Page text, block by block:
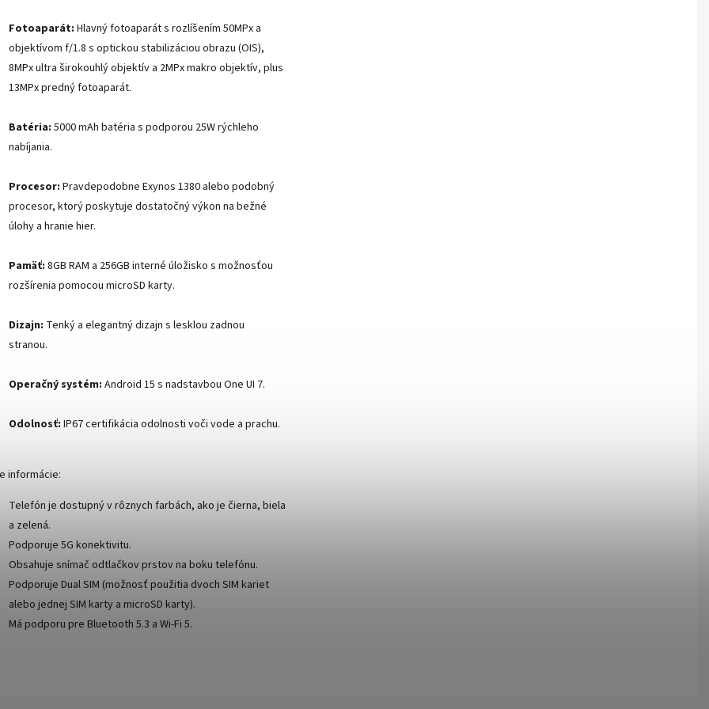
Fotoaparát: Hlavný fotoaparát s rozlíšením 50MPx a
objektívom f/1.8 s optickou stabilizáciou obrazu (OIS),
8MPx ultra širokouhlý objektív a 2MPx makro objektív, plus
13MPx predný fotoaparát.
Batéria: 5000 mAh batéria s podporou 25W rýchleho
nabíjania.
Procesor: Pravdepodobne Exynos 1380 alebo podobný
procesor, ktorý poskytuje dostatočný výkon na bežné
úlohy a hranie hier.
Pamäť: 8GB RAM a 256GB interné úložisko s možnosťou
rozšírenia pomocou microSD karty.
Dizajn: Tenký a elegantný dizajn s lesklou zadnou
stranou.
Operačný systém: Android 15 s nadstavbou One UI 7.
Odolnosť: IP67 certifikácia odolnosti voči vode a prachu.
informácie:
Telefón je dostupný v rôznych farbách, ako je čierna, biela
a zelená.
Podporuje 5G konektivitu.
Obsahuje snímač odtlačkov prstov na boku telefónu.
Podporuje Dual SIM (možnosť použitia dvoch SIM kariet
alebo jednej SIM karty a microSD karty).
Má podporu pre Bluetooth 5.3 a Wi-Fi 5.